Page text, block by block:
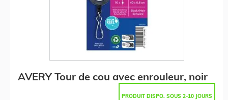
AVERY Tour de cou avec enrouleur, noir
PRODUIT DISPO. SOUS 2-10 JOURS